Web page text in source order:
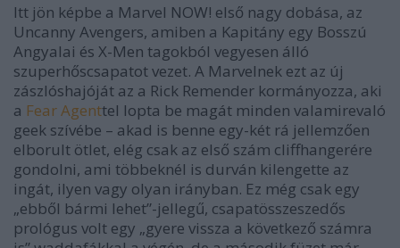
Itt jön képbe a Marvel NOW! első nagy dobása, az
Uncanny Avengers, amiben a Kapitány egy Bosszú
Angyalai és X-Men tagokból vegyesen álló
szuperhőscsapatot vezet. A Marvelnek ezt az új
zászlóshajóját az a Rick Remender kormányozza, aki
a Fear Agenttel lopta be magát minden valamirevaló
geek szívébe – akad is benne egy-két rá jellemzően
elborult ötlet, elég csak az első szám cliffhangerére
gondolni, ami többeknél is durván kilengette az
ingát, ilyen vagy olyan irányban. Ez még csak egy
„ebből bármi lehet”-jellegű, csapatösszeszedős
prológus volt egy „gyere vissza a következő számra